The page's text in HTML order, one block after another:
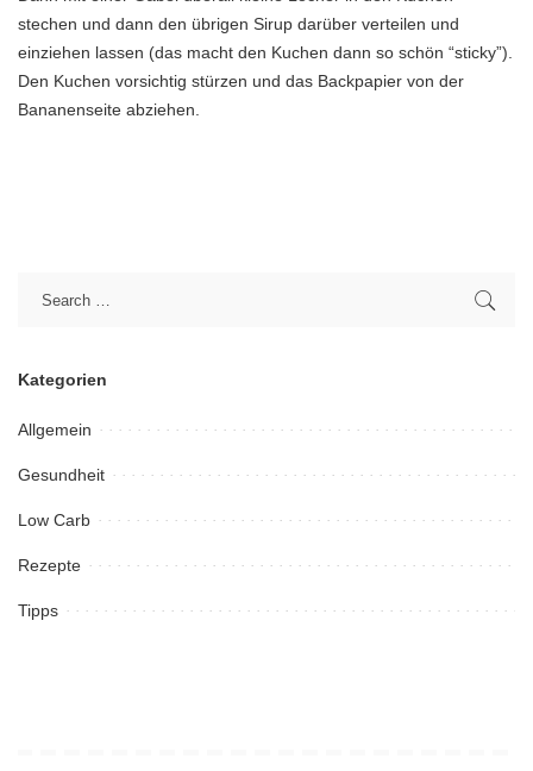
stechen und dann den übrigen Sirup darüber verteilen und
einziehen lassen (das macht den Kuchen dann so schön “sticky”).
Den Kuchen vorsichtig stürzen und das Backpapier von der
Bananenseite abziehen.
Kategorien
Allgemein
Gesundheit
Low Carb
Rezepte
Tipps